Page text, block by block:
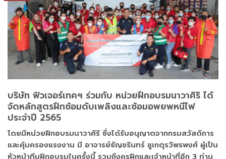
บริษัท ฟิวเจอร์เทคฯ ร่วมกับ หน่วยฝึกอบรมนาวาศิริ ได้
จัดหลักสูตรฝึกซ้อมดับเพลิงและซ้อมอพยพหนีไฟ
ประจำปี 2565
โดยมีหน่วยฝึกอบรมนาวาศิริ ซึ่งได้รับอนุญาตจากกรมสวัสดิการ
และคุ้มครองแรงงาน มี อาจารย์ธัญชรินทร์ ชูเกตุรวิพรพงศ์ ผู้เป็น
หัวหน้าทีมฝึกอบรมในครั้งนี้ รวมถึงครูฝึกและเจ้าหน้าที่อีก 3 ท่าน